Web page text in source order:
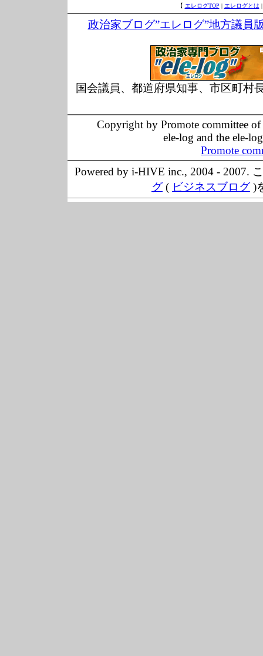
【 エレログTOP | エレログとは
政治家ブログ”エレログ”地方議員
国会議員、都道府県知事、市区町村
Copyright by Promote committee
ele-log and the ele-
Promote
Powered by i-HIVE inc., 2004 - 2007.
グ( ビジネスブログ)